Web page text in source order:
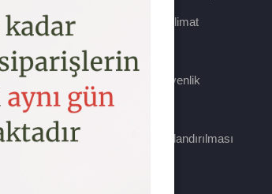
Sipariş ve Teslimat
İade/Değişim
Gizlilik ve Güvenlik
Hakkımızda
Sipariş Faturalandırılması